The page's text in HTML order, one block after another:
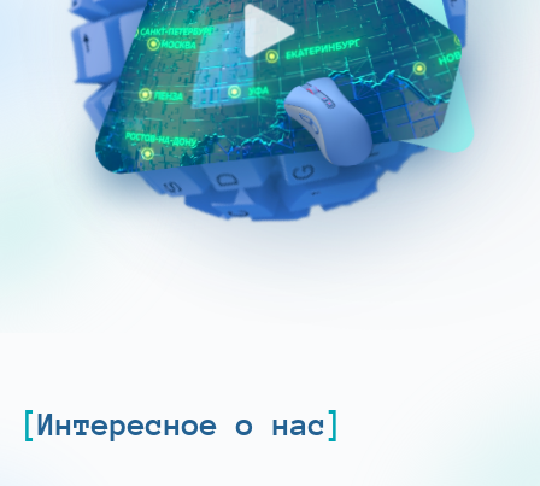
Интересное о нас